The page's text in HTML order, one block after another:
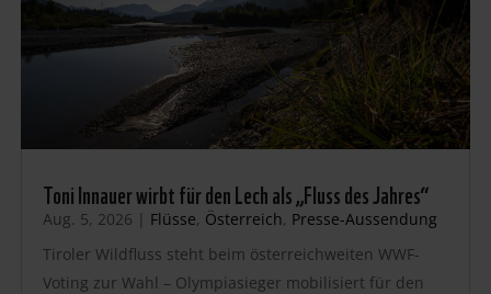
Toni Innauer wirbt für den Lech als „Fluss des Jahres“
Aug. 5, 2026 | Flüsse, Österreich, Presse-Aussendung
Tiroler Wildfluss steht beim österreichweiten WWF-
Voting zur Wahl – Olympiasieger mobilisiert für den